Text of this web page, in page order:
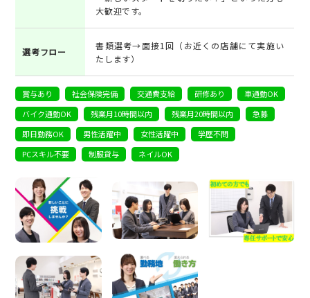
大歓迎です。
選考フロー
書類選考→面接1回（お近くの店舗にて実施い
たします）
賞与あり 社会保険完備 交通費支給 研修あり
車通勤OK
バイク通勤OK
残業月10時間以内 残業月20時間以内
急募
即日勤務OK
男性活躍中 女性活躍中
学歴不問
PCスキル不要
制服貸与 ネイルOK